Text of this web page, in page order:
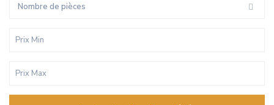
Nombre de pièces